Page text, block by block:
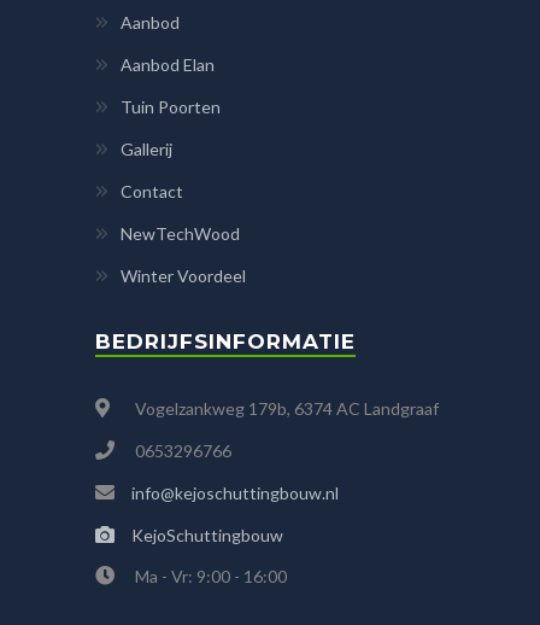
Aanbod
Aanbod Elan
Tuin Poorten
Gallerij
Contact
NewTechWood
Winter Voordeel
BEDRIJFSINFORMATIE
Vogelzankweg 179b, 6374 AC Landgraaf
0653296766
info@kejoschuttingbouw.nl
KejoSchuttingbouw
Ma - Vr: 9:00 - 16:00